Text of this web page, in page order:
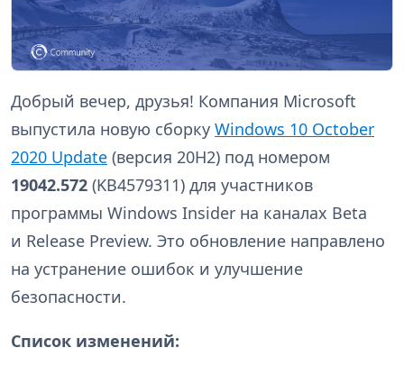
Добрый вечер, друзья! Компания Microsoft
выпустила новую сборку Windows 10 October
2020 Update (версия 20H2) под номером
19042.572 (KB4579311) для участников
программы Windows Insider на каналах Beta
и Release Preview. Это обновление направлено
на устранение ошибок и улучшение
безопасности.
Список изменений: